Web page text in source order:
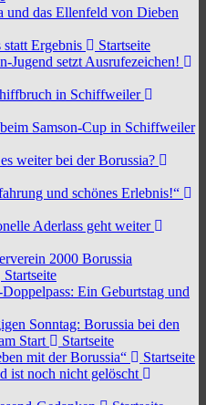
und das Ellenfeld von Dieben
statt Ergebnis
Startseite
Jugend setzt Ausrufezeichen!
in Schiffweiler
Samson-Cup in Schiffweiler
weiter bei der Borussia?
und schönes Erlebnis!“
Aderlass geht weiter
2000 Borussia
Startseite
Ein Geburtstag und
Sonntag: Borussia bei den
Start
Startseite
mit der Borussia“
Startseite
ist noch nicht gelöscht